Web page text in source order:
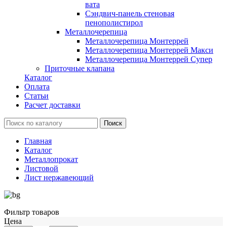
вата
Сэндвич-панель стеновая
пенополистирол
Металлочерепица
Металлочерепица Монтеррей
Металлочерепица Монтеррей Макси
Металлочерепица Монтеррей Супер
Приточные клапана
Каталог
Оплата
Статьи
Расчет доставки
Главная
Каталог
Металлопрокат
Листовой
Лист нержавеющий
Фильтр товаров
Цена